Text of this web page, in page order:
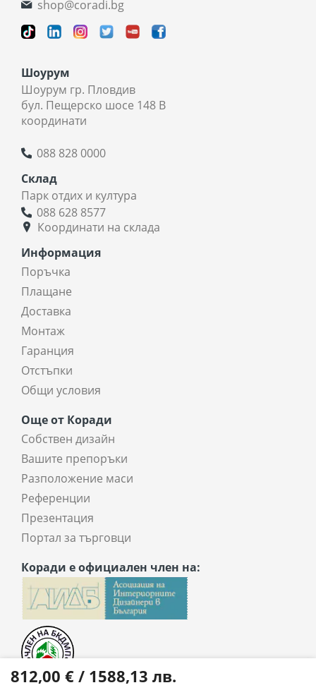
812,00 € / 1588,13 лв.
shop@coradi.bg
Шоурум
Шоурум гр. Пловдив
бул. Пещерско шосе 148 В
координати
088 828 0000
Склад
Парк отдих и култура
088 628 8577
Координати на склада
Информация
Поръчка
Плащане
Доставка
Монтаж
Гаранция
Отстъпки
Общи условия
Още от Коради
Собствен дизайн
Вашите препоръки
Разположение маси
Референции
Презентация
Портал за търговци
Коради е официален член на: